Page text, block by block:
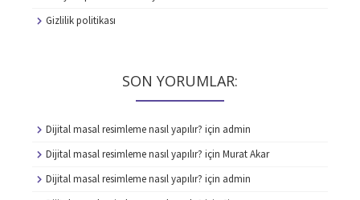
Gizlilik politikası
SON YORUMLAR:
Dijital masal resimleme nasıl yapılır? için admin
Dijital masal resimleme nasıl yapılır? için Murat Akar
Dijital masal resimleme nasıl yapılır? için admin